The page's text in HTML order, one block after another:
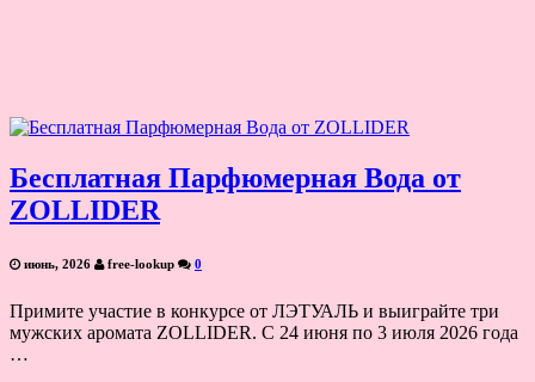
Бесплатная Парфюмерная Вода от
ZOLLIDER
июнь, 2026 free-lookup 0
Примите участие в конкурсе от ЛЭТУАЛЬ и выиграйте три
мужских аромата ZOLLIDER. С 24 июня по 3 июля 2026 года
…